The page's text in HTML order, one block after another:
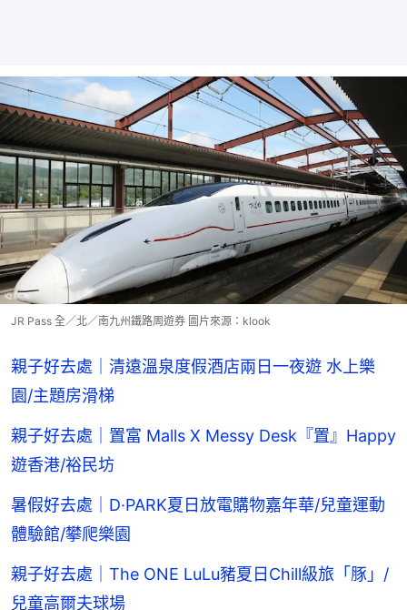
JR Pass 全／北／南九州鐵路周遊券 圖片來源：klook
親子好去處｜清遠溫泉度假酒店兩日一夜遊 水上樂
園/主題房滑梯
親子好去處｜置富 Malls X Messy Desk『置』Happy
遊香港/裕民坊
暑假好去處｜D·PARK夏日放電購物嘉年華/兒童運動
體驗館/攀爬樂園
親子好去處｜The ONE LuLu豬夏日Chill級旅「豚」/
兒童高爾夫球場